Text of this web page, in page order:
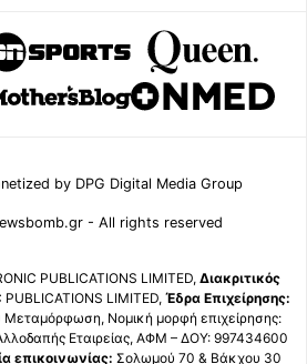
by DPG Digital Media Group
- All rights reserved
PUBLICATIONS LIMITED, Διακριτικός
PUBLICATIONS LIMITED, Έδρα Επιχείρησης:
Νομική μορφή επιχείρησης:
Εταιρείας, ΑΦΜ – ΔΟΥ: 997434600
επικοινωνίας: Σολωμού 70 & Βάκχου 30